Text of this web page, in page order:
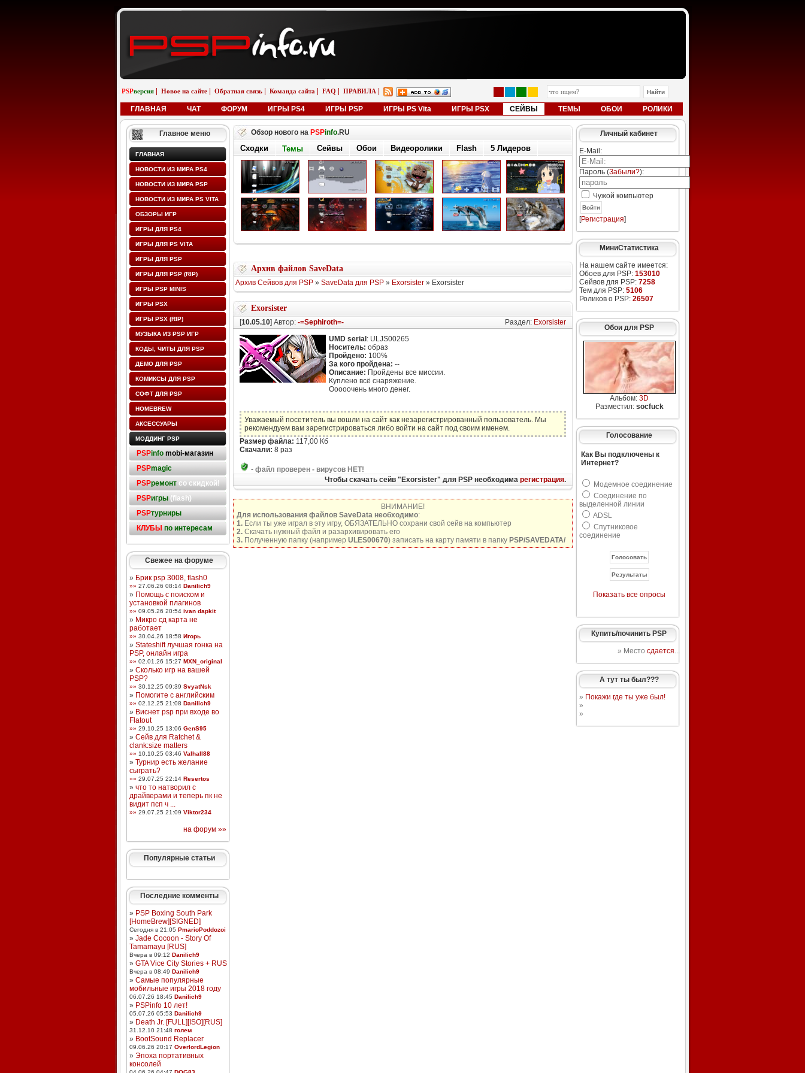
PSPверсия Новое на сайте Обратная связь Команда сайта FAQ ПРАВИЛА
ГЛАВНАЯ ЧАТ ФОРУМ ИГРЫ PS4 ИГРЫ PSP ИГРЫ PS Vita ИГРЫ PSX СЕЙВЫ ТЕМЫ ОБОИ РОЛИКИ
Главное меню
ГЛАВНАЯ
НОВОСТИ ИЗ МИРА PS4
НОВОСТИ ИЗ МИРА PSP
НОВОСТИ ИЗ МИРА PS VITA
ОБЗОРЫ ИГР
ИГРЫ ДЛЯ PS4
ИГРЫ ДЛЯ PS VITA
ИГРЫ ДЛЯ PSP
ИГРЫ ДЛЯ PSP (RIP)
ИГРЫ PSP MINIS
ИГРЫ PSX
ИГРЫ PSX (RIP)
МУЗЫКА ИЗ PSP ИГР
КОДЫ, ЧИТЫ ДЛЯ PSP
ДЕМО ДЛЯ PSP
КОМИКСЫ ДЛЯ PSP
СОФТ ДЛЯ PSP
HOMEBREW
АКСЕССУАРЫ
МОДДИНГ PSP
PSPinfo mobi-магазин
PSPmagic
PSPремонтсо скидкой!
PSPигры(flash)
PSPтурниры
КЛУБЫ по интересам
Свежее на форуме
» Брик psp 3008, flash0
»» 27.06.26 08:14 Danilich9
» Помощь с поиском и
установкой плагинов
»» 09.05.26 20:54 ivan dapkit
» Микро сд карта не
работает
»» 30.04.26 18:58 Игорь
» Stateshift лучшая гонка на
PSP, онлайн игра
»» 02.01.26 15:27 MXN_original
» Сколько игр на вашей
PSP?
»» 30.12.25 09:39 SvyatNsk
» Помогите с английским
»» 02.12.25 21:08 Danilich9
» Виснет psp при входе во
Flatout
»» 29.10.25 13:06 GenS95
» Сейв для Ratchet &
clank:size matters
»» 10.10.25 03:46 Valhall88
» Турнир есть желание
сыграть?
»» 29.07.25 22:14 Resertos
» что то натворил с
драйверами и теперь пк не
видит псп ч ...
»» 29.07.25 21:09 Viktor234
на форум »»
Популярные статьи
Последние комменты
» PSP Boxing South Park
[HomeBrew][SIGNED]
Сегодня в 21:05 PmarioPoddozoi
» Jade Cocoon - Story Of
Tamamayu [RUS]
Вчера в 09:12 Danilich9
» GTA Vice City Stories + RUS
Вчера в 08:49 Danilich9
» Самые популярные
мобильные игры 2018 году
06.07.26 18:45 Danilich9
» PSPinfo 10 лет!
05.07.26 05:53 Danilich9
» Death Jr. [FULL][ISO][RUS]
31.12.10 21:48 голем
» BootSound Replacer
09.06.26 20:17 OverlordLegion
» Эпоха портативных
консолей
Обзор нового на PSPinfo.RU
Сходки Темы Сейвы Обои Видеоролики Flash 5 Лидеров
Архив файлов SaveData
Архив Сейвов для PSP» SaveData для PSP» Exorsister» Exorsister
Exorsister
[10.05.10] Автор: -=Sephiroth=- Раздел: Exorsister
UMD serial : ULJS00265
Носитель: образ
Пройдено: 100%
За кого пройдена: --
Описание: Пройдены все миссии.
Куплено всё снаряжение.
Ооооочень много денег.
Уважаемый посетитель вы вошли на сайт как незарегистрированный пользователь. Мы
рекомендуем вам зарегистрироваться либо войти на сайт под своим именем.
Размер файла: 117,00 Кб
Скачали: 8 раз
- файл проверен - вирусов НЕТ!
Чтобы скачать сейв "Exorsister" для PSP необходима регистрация.
ВНИМАНИЕ!
Для использования файлов SaveData необходимо:
1.Если ты уже играл в эту игру, ОБЯЗАТЕЛЬНО сохрани свой сейв на компьютер
2.Скачать нужный файл и разархивировать его
3.Полученную папку (например ULES00670) записать на карту памяти в папку PSP/SAVEDATA/
Личный кабинет
E-Mail:
Пароль (Забыли?):
Чужой компьютер
Войти
[Регистрация]
МиниСтатистика
На нашем сайте имеется:
Обоев для PSP: 153010
Сейвов для PSP: 7258
Тем для PSP: 5106
Роликов о PSP: 26507
Обои для PSP
Альбом: 3D
Разместил: socfuck
Голосование
Как Вы подключены к
Интернет?
Модемное соединение
Соединение по
выделенной линии
ADSL
Спутниковое
соединение
Показать все опросы
Купить/починить PSP
» Место сдается...
А тут ты был???
» Покажи где ты уже был!
»
»